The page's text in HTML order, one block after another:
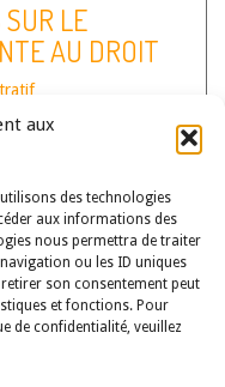
aux
des technologies
aux informations des
nous permettra de traiter
ou les ID uniques
son consentement peut
et fonctions. Pour
de confidentialité, veuillez
LE
AU DROIT
FRANCE
plus en plus
situation au regard
mérite d’être
si le droit de
est reconnu aux…Lire